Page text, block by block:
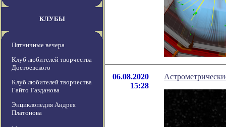
КЛУБЫ
Пятничные вечера
Клуб любителей творчества
Достоевского
Клуб любителей творчества
Гайто Газданова
Энциклопедия Андрея
Платонова
06.08.2020
15:28